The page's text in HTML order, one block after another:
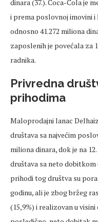
dinara (37.). Coca-Cola je
i prema poslovnoj imovini i
odnosno 41.272 miliona
zaposlenih je povećala za
radnika.
Privredna
prihodima
Maloprodajni lanac
društava sa najvećim
miliona dinara, dok je na
društava sa neto dobitkom
prihodi tog društva su
godinu, ali je zbog bržeg
(15,9%) i realizovan u visini